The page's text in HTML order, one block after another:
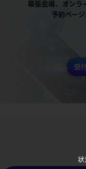
幕張会場、オンラ
予約ペー
受